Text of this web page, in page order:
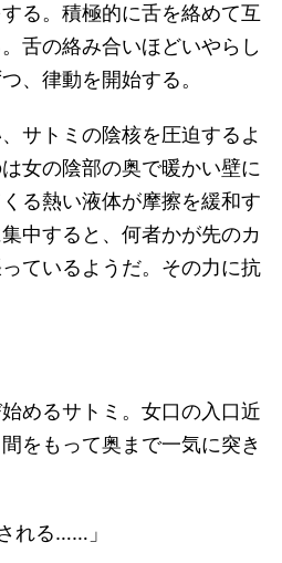
る。積極的に舌を絡めて互
舌の絡み合いほどいやらし
、律動を開始する。
サトミの陰核を圧迫するよ
女の陰部の奥で暖かい壁に
る熱い液体が摩擦を緩和す
中すると、何者かが先のカ
ているようだ。その力に抗
めるサトミ。女口の入口近
をもって奥まで一気に突き
れる……」